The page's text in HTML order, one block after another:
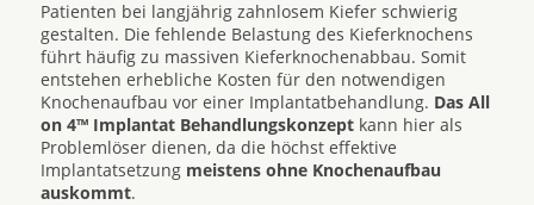
Patienten bei langjährig zahnlosem Kiefer schwierig
gestalten. Die fehlende Belastung des Kieferknochens
führt häufig zu massiven Kieferknochenabbau. Somit
entstehen erhebliche Kosten für den notwendigen
Knochenaufbau vor einer Implantatbehandlung. Das All
on 4™ Implantat Behandlungskonzept kann hier als
Problemlöser dienen, da die höchst effektive
Implantatsetzung meistens ohne Knochenaufbau
auskommt.